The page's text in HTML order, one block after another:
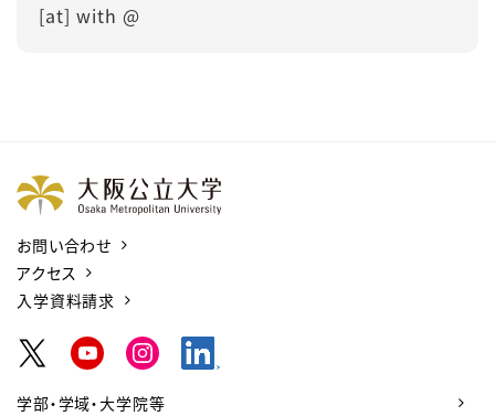
[at] with @
お問い合わせ
アクセス
入学資料請求
学部・学域・大学院等